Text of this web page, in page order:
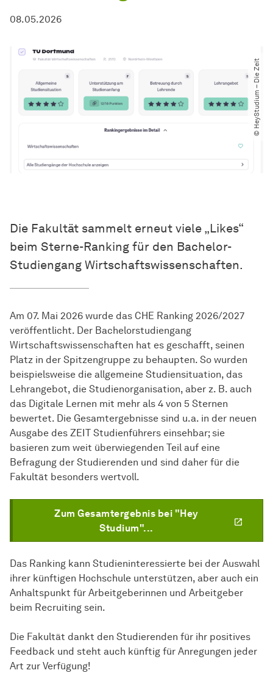
08.05.2026
© HeyStudium – Die Zeit
Die Fakultät sammelt erneut viele „Likes“
beim Sterne-Ranking für den Bachelor-
Studiengang Wirtschaftswissenschaften.
Am 07. Mai 2026 wurde das CHE Ranking 2026/2027
veröffentlicht. Der Bachelorstudiengang
Wirtschaftswissenschaften hat es geschafft, seinen
Platz in der Spitzengruppe zu behaupten. So wurden
beispielsweise die allgemeine Studiensituation, das
Lehrangebot, die Studienorganisation, aber z. B. auch
das Digitale Lernen mit mehr als 4 von 5 Sternen
bewertet. Die Gesamtergebnisse sind u.a. in der neuen
Ausgabe des ZEIT Studienführers einsehbar; sie
basieren zum weit überwiegenden Teil auf eine
Befragung der Studierenden und sind daher für die
Fakultät besonders wertvoll.
Zum Gesamtergebnis bei "Hey
Studium"...
Das Ranking kann Studieninteressierte bei der Auswahl
ihrer künftigen Hochschule unterstützen, aber auch ein
Anhaltspunkt für Arbeitgeberinnen und Arbeitgeber
beim Recruiting sein.
Die Fakultät dankt den Studierenden für ihr positives
Feedback und steht auch künftig für Anregungen jeder
Art zur Verfügung!